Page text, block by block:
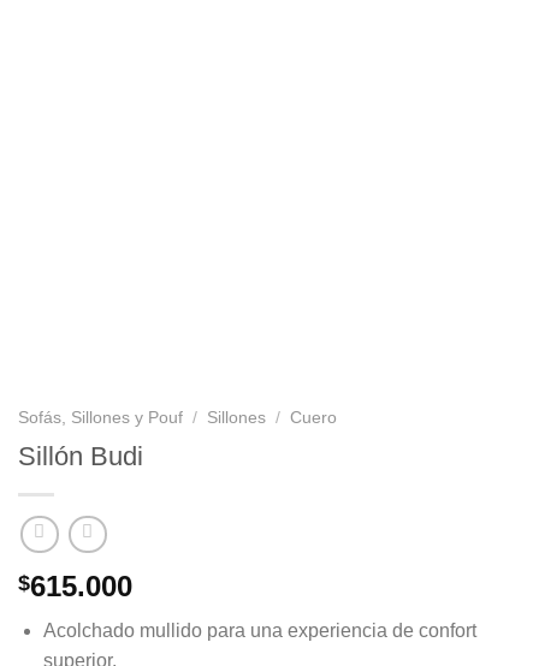
Sofás, Sillones y Pouf / Sillones / Cuero
Sillón Budi
$615.000
Acolchado mullidopara una experiencia de confort
superior.